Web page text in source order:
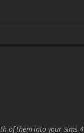
of them into your Sims 4